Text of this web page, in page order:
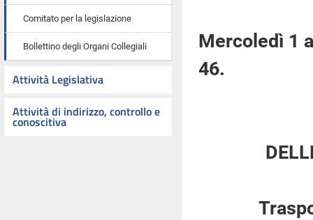
Comitato per la legislazione
Bollettino degli Organi Collegiali
Attività Legislativa
Attività di indirizzo, controllo e
conoscitiva
Mercoledì 1
46.